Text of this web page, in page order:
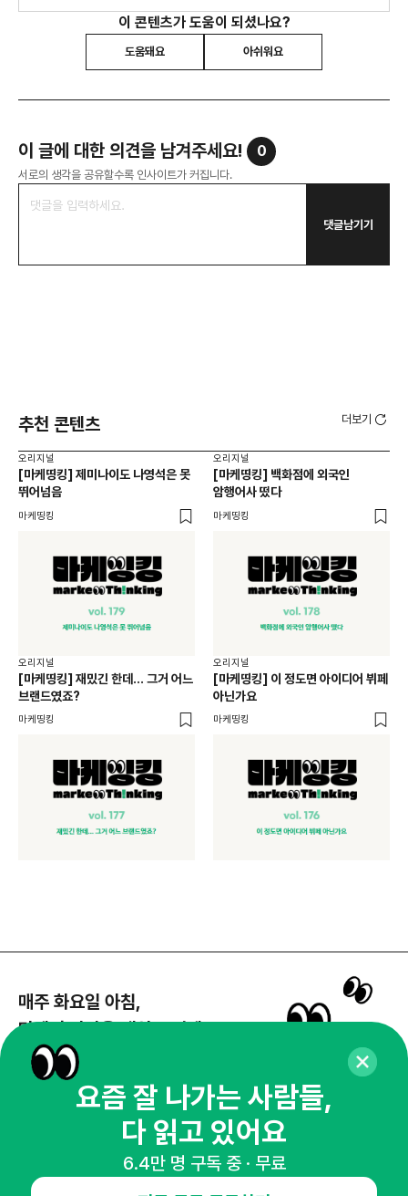
이 콘텐츠가 도움이 되셨나요?
도움돼요 아쉬워요
이 글에 대한 의견을 남겨주세요! 0
서로의 생각을 공유할수록 인사이트가 커집니다.
댓글남기기
추천 콘텐츠 더보기
오리지널
[마케띵킹] 제미나이도 나영석은 못
뛰어넘음
마케띵킹
오리지널
[마케띵킹] 백화점에 외국인
암행어사 떴다
마케띵킹
오리지널
[마케띵킹] 재밌긴 한데... 그거 어느
브랜드였죠?
마케띵킹
오리지널
[마케띵킹] 이 정도면 아이디어 뷔페
아닌가요
마케띵킹
매주 화요일 아침,
마케팅 감각을 깨워 드릴게요!
65,043명의 마케터를 성장시키는 뉴스레터
뉴스레터 구독하기
NHN AD
요즘 잘 나가는 사람들,
다 읽고 있어요
6.4만 명 구독 중 · 무료